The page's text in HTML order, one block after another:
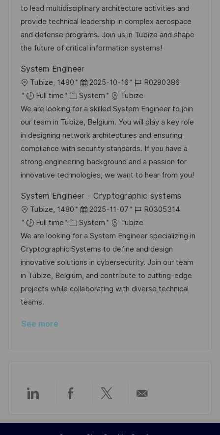
a
t
i
o
t
e
d
D
t
e
I
d
t
e
g
o
y
to lead multidisciplinary architecture activities and
provide technical leadership in complex aerospace
and defense programs. Join us in Tubize and shape
the future of critical information systems!
System Engineer
L
o
c
a
t
i
o
n
Tubize, 1480
P
o
s
t
e
d
D
a
e
2025-10-16
J
o
b
I
d
R0290386
Full time
C
a
t
e
g
o
r
System
Tubize
We are looking for a skilled System Engineer to join
our team in Tubize, Belgium. You will play a key role
in designing network architectures and ensuring
compliance with security standards. If you have a
strong engineering background and a passion for
innovative technologies, we want to hear from you!
System Engineer - Cryptographic systems
L
o
c
a
t
i
o
n
Tubize, 1480
P
o
s
t
e
d
D
2025-11-07
J
o
b
d
R0305314
Full time
C
a
t
e
g
o
System
Tubize
We are looking for a System Engineer specializing in
Cryptographic Systems to define and design
innovative solutions in cybersecurity. Join our team
in Tubize, Belgium, and contribute to cutting-edge
projects while collaborating with diverse technical
teams.
See more
Share
via
Share
via
Share
via
via